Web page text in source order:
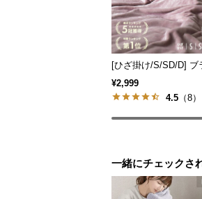
[ひざ掛け/S/SD/D]
¥2,999
4.5 （8）
一緒にチェックさ